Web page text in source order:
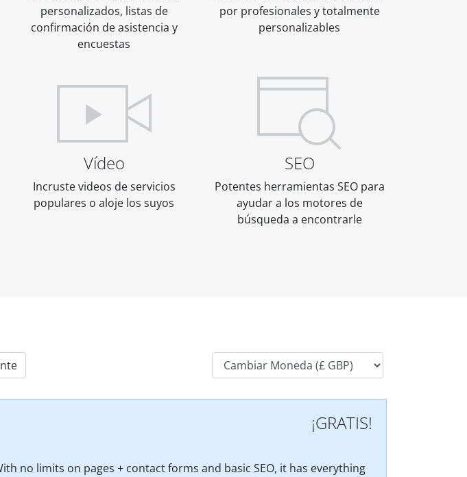
personalizados, listas de
confirmación de asistencia y
encuestas
por profesionales y totalmente
personalizables
Vídeo
Incruste videos de servicios
populares o aloje los suyos
SEO
Potentes herramientas SEO para
ayudar a los motores de
búsqueda a encontrarle
¡GRATIS!
no limits on pages + contact forms and basic SEO, it has everything